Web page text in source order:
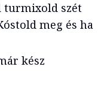
turmixold szét
meg és ha
kész